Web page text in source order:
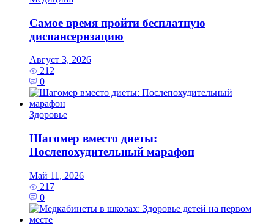
Самое время пройти бесплатную
диспансеризацию
Август 3, 2026
212
0
Здоровье
Шагомер вместо диеты:
Послепохудительный марафон
Май 11, 2026
217
0